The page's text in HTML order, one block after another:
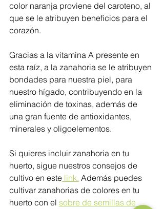
color naranja proviene del caroteno, al
que se le atribuyen beneficios para el
corazón.
Gracias a la vitamina A presente en
esta raíz, a la zanahoria se le atribuyen
bondades para nuestra piel, para
nuestro hígado, contribuyendo en la
eliminación de toxinas, además de
una gran fuente de antioxidantes,
minerales y oligoelementos.
Si quieres incluir zanahoria en tu
huerto, sigue nuestros consejos de
cultivo en este link. Además puedes
cultivar zanahorias de colores en tu
huerto con el sobre de semillas de